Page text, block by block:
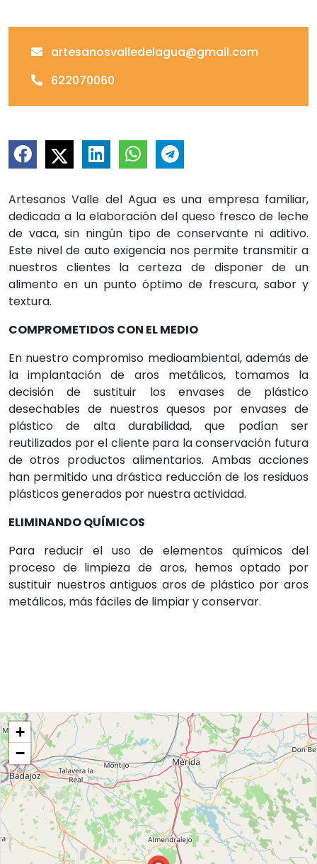
artesanosvalledelagua@gmail.com
622070060
Artesanos Valle del Agua es una empresa familiar,
dedicada a la elaboración del queso fresco de leche
de vaca, sin ningún tipo de conservante ni aditivo.
Este nivel de auto exigencia nos permite transmitir a
nuestros clientes la certeza de disponer de un
alimento en un punto óptimo de frescura, sabor y
textura.
COMPROMETIDOS CON EL MEDIO
En nuestro compromiso medioambiental, además de
la implantación de aros metálicos, tomamos la
decisión de sustituir los envases de plástico
desechables de nuestros quesos por envases de
plástico de alta durabilidad, que podían ser
reutilizados por el cliente para la conservación futura
de otros productos alimentarios. Ambas acciones
han permitido una drástica reducción de los residuos
plásticos generados por nuestra actividad.
ELIMINANDO QUÍMICOS
Para reducir el uso de elementos químicos del
proceso de limpieza de aros, hemos optado por
sustituir nuestros antiguos aros de plástico por aros
metálicos, más fáciles de limpiar y conservar.
+
−